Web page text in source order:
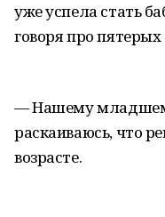
уже успела стать
говоря про
— Нашему
раскаиваюсь, что
возрасте.